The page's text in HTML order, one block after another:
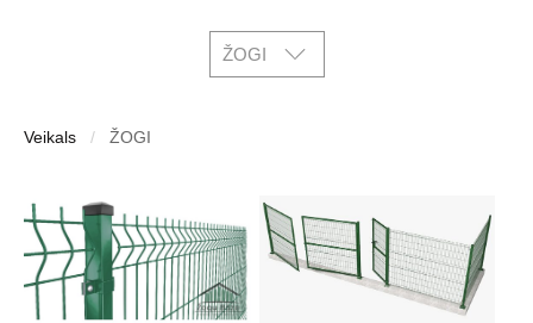
ŽOGI
Veikals ŽOGI